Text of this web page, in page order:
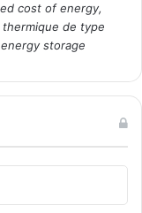
cost of energy,
thermique de type
storage